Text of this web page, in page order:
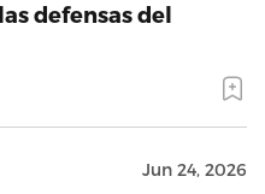
defensas del
Jun 24, 2026